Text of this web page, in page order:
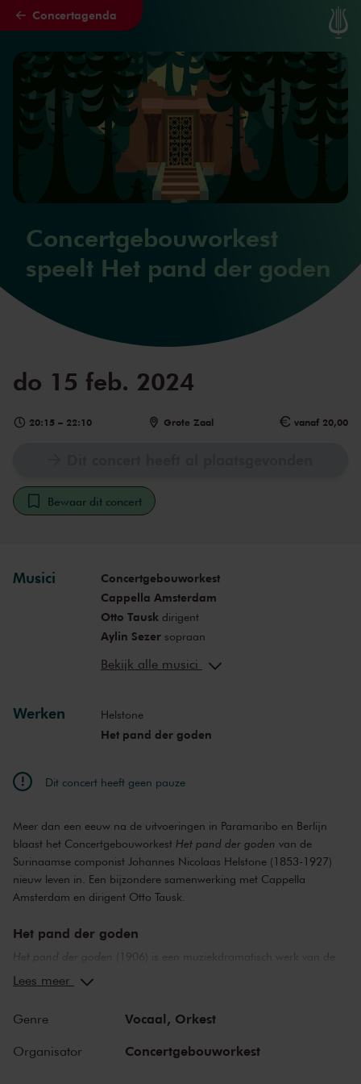
Naar hoofdcontent
Concertagenda
Concertgebouworkest
speelt Het pand der goden
do 15 feb. 2024
20:15 – 22:10 Grote Zaal vanaf 20,00
Bewaar dit concert
Musici
Concertgebouworkest
Cappella Amsterdam
Otto Tausk dirigent
Aylin Sezersopraan
Judith van Wanroij
Lucas van Lieroptenor
Jasper Leever
Manoushka Zeegelaar Breeveld
Bekijk alle musici
Werken Helstone
Het pand der goden
Dit concert heeft geen pauze
Meer dan een eeuw na de uitvoeringen in Paramaribo en Berlijn
blaast het Concertgebouworkest Het pand der goden van de
Surinaamse componist Johannes Nicolaas Helstone (1853-1927)
nieuw leven in. Een bijzondere samenwerking met Cappella
Amsterdam en dirigent Otto Tausk.
Het pand der goden
Het pand der goden
(1906) is een muziekdramatisch werk van de
Surinaamse componist Johannes Nicolaas Helstone (geboren in
vergetelheid. Het Concertgebouworkest brengt dit cultureel erfgoed
graag opnieuw onder de aandacht en verwelkomt iedereen bij deze
unieke uitvoering onder leiding van Otto Tausk met vocale
Lees meer
Genre Vocaal, Orkest
Organisator Concertgebouworkest